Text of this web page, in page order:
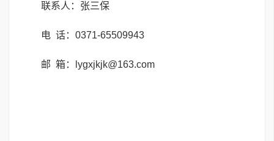
联系人：张三保
电 话：0371-65509943
邮 箱：lygxjkjk@163.com